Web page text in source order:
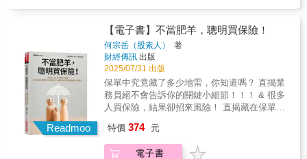
明顯出了問題。作者指出主要原因為以下四
點： & （1）買保險，保障項目要愈多愈好。
沒有錯！但是每月保費可能太高而影響基本的
生活品質。 （2）買保險，要保障兼投資，一
舉兩得。 保障兼投資？絕對是保障成份減少
（理賠時方恨少），投資也未必賺錢，而有虧
損本金的風險。 （3）買保險，到期未理賠
時，要領回保費。 如果是儲蓄壽險，到期尚可
領回比總繳保費稍多的錢（不考慮通膨率），
險，則必然領不回總繳保費。 （4）繳費20
Readmoo
【電子書】不當肥羊，聰明買保險！
何宗岳（股素人）
著
財經傳訊 出版
2025/07/31 出版
保單中究竟藏了多少地雷，你知道嗎？ 直揭業
務員絕不會告訴你的關鍵小細節！！！ & 很多
人買保險，結果卻招來風險！ 直揭藏在保單中
一，但是只有53%的民眾買到足額的保障。 所
以許多台灣民眾，浪費了錢，影響財富的累
積， 真的遇到意外，卻又沒足夠的保障。 為了
特價 374 元
電子書